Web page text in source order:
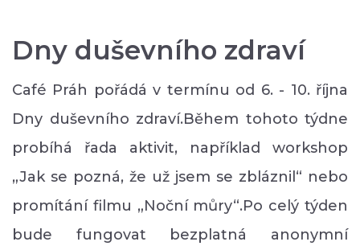
Dny duševního zdraví
Café Práh pořádá v termínu od 6. - 10. října
Dny duševního zdraví.Během tohoto týdne
probíhá řada aktivit, například workshop
„Jak se pozná, že už jsem se zbláznil“ nebo
promítání filmu „Noční můry“.Po celý týden
bude fungovat bezplatná anonymní